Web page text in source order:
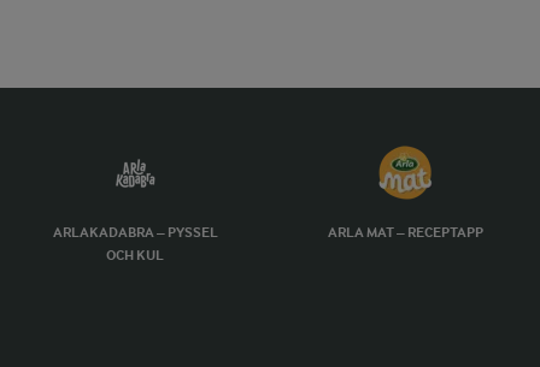
ARLAKADABRA – PYSSEL
OCH KUL
ARLA MAT – RECEPTAPP